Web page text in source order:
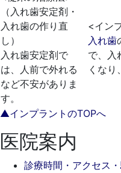
（入れ歯安定剤・
入れ歯の作り直
し）
入れ歯安定剤で
は、人前で外れる
など不安がありま
す。
<イン
入れ歯
で、入
くなり
▲インプラントのTOPへ
医院案内
診療時間・アクセス